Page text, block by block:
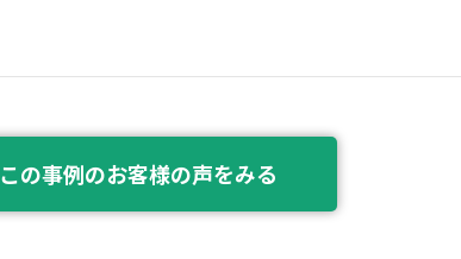
この事例のお客様の声をみる